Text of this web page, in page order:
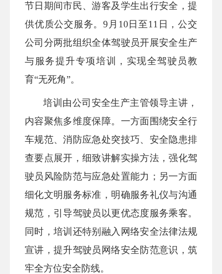
节日期间市民、游客及学生出行安全，提
供优质公交服务。9 月 10日至11日，公交
公司分两批组织全体驾驶员开展安全生产
与服务提升专项培训， 实现全驾驶员教
育“无死角”。
培训由公司安全生产主管领导主讲，
内容聚焦多维度保障。一方面围绕安全行
车规范、消防应急处突技巧、安全隐患排
查要点展开，细致讲解实操方法，强化驾
驶员风险防范与应急处置能力；另一方面
细化文明服务标准，明确服务礼仪与沟通
规范，引导驾驶员以更优态度服务乘客。
同时，培训还特别融入网络安全法律法规
宣讲，提升驾驶员网络安全防范意识，筑
牢全方位安全防线。